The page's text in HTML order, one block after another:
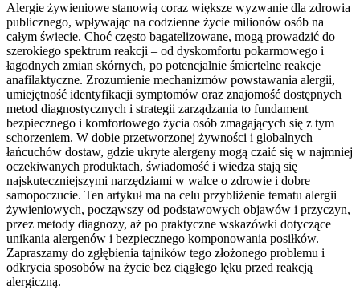
Alergie żywieniowe stanowią coraz większe wyzwanie dla zdrowia
publicznego, wpływając na codzienne życie milionów osób na
całym świecie. Choć często bagatelizowane, mogą prowadzić do
szerokiego spektrum reakcji – od dyskomfortu pokarmowego i
łagodnych zmian skórnych, po potencjalnie śmiertelne reakcje
anafilaktyczne. Zrozumienie mechanizmów powstawania alergii,
umiejętność identyfikacji symptomów oraz znajomość dostępnych
metod diagnostycznych i strategii zarządzania to fundament
bezpiecznego i komfortowego życia osób zmagających się z tym
schorzeniem. W dobie przetworzonej żywności i globalnych
łańcuchów dostaw, gdzie ukryte alergeny mogą czaić się w najmniej
oczekiwanych produktach, świadomość i wiedza stają się
najskuteczniejszymi narzędziami w walce o zdrowie i dobre
samopoczucie. Ten artykuł ma na celu przybliżenie tematu alergii
żywieniowych, począwszy od podstawowych objawów i przyczyn,
przez metody diagnozy, aż po praktyczne wskazówki dotyczące
unikania alergenów i bezpiecznego komponowania posiłków.
Zapraszamy do zgłębienia tajników tego złożonego problemu i
odkrycia sposobów na życie bez ciągłego lęku przed reakcją
alergiczną.